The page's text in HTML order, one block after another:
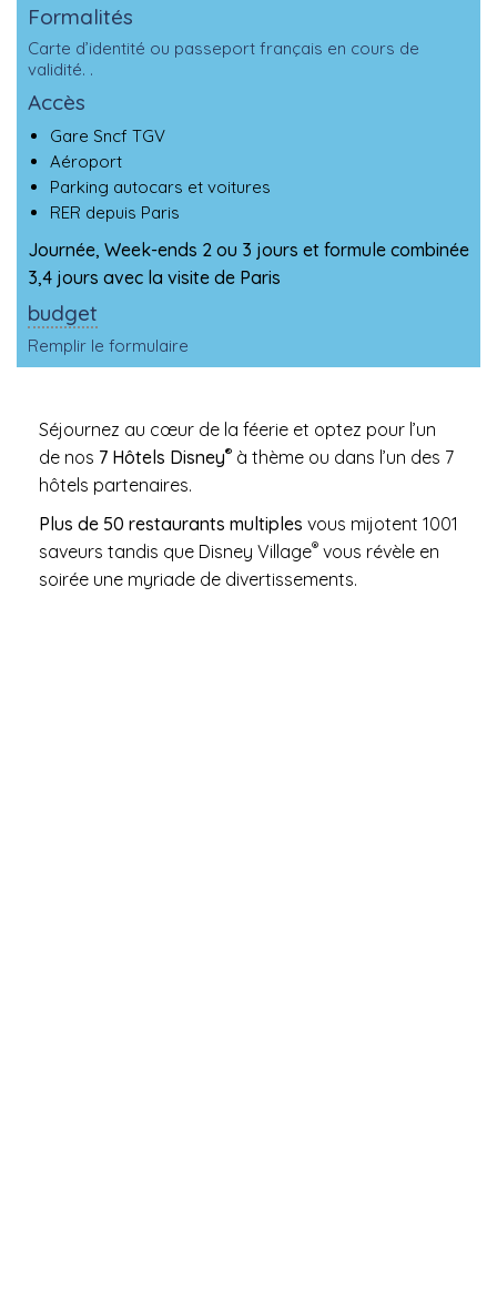
Formalités
Carte d’identité ou passeport français en cours de
validité. .
Accès
Gare Sncf TGV
Aéroport
Parking autocars et voitures
RER depuis Paris
Journée, Week-ends 2 ou 3 jours et formule combinée
3,4 jours avec la visite de Paris
budget
Remplir le formulaire
Séjournez au cœur de la féerie et optez pour l’un
de nos 7 Hôtels Disney® à thème ou dans l’un des 7
hôtels partenaires.
Plus de 50 restaurants multiples vous mijotent 1001
saveurs tandis que Disney Village® vous révèle en
soirée une myriade de divertissements.